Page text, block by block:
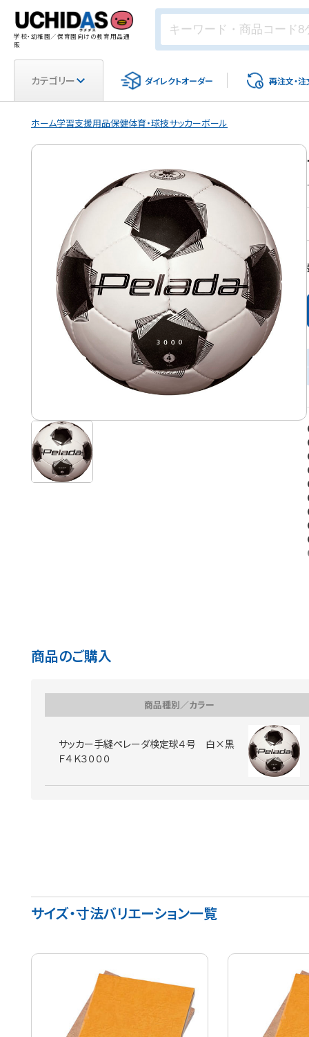
学校・幼稚園／保育園向けの教育用品通
販
カテゴリー ダイレクトオーダー 再注文・注
ホーム学習支援用品保健体育・球技サッカーボール
商品のご購入
商品種別／カラー
サッカー手縫ペレーダ検定球４号 白×黒
Ｆ４Ｋ３０００
サイズ・寸法バリエーション一覧